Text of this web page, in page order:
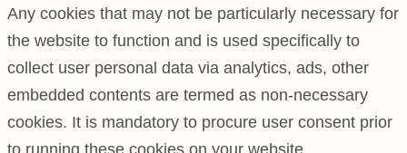
Any cookies that may not be particularly necessary for
the website to function and is used specifically to
collect user personal data via analytics, ads, other
embedded contents are termed as non-necessary
cookies. It is mandatory to procure user consent prior